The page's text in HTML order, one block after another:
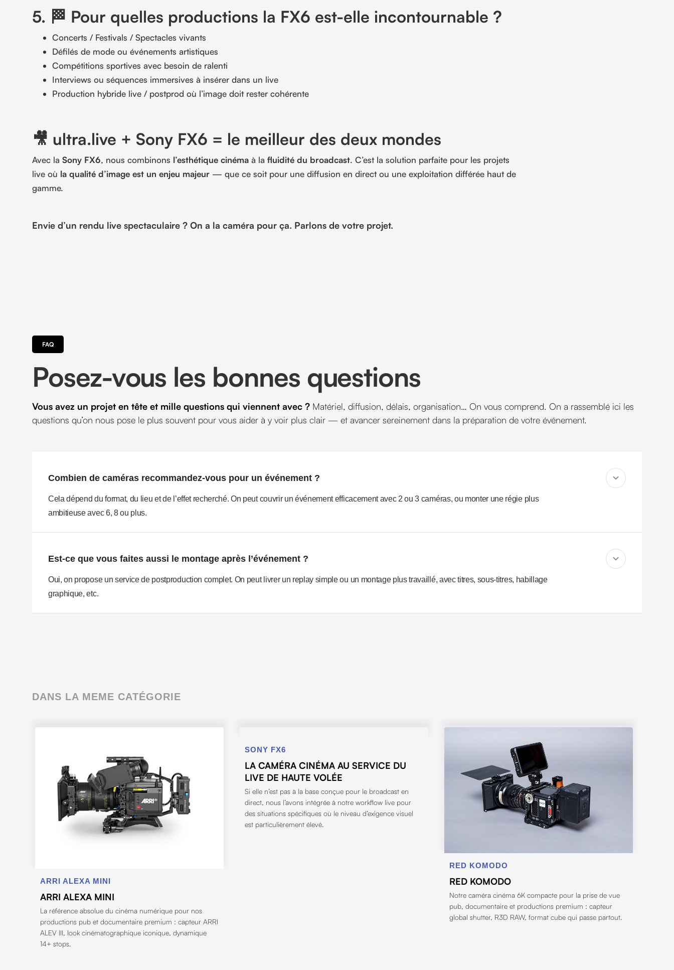
5. 🏁 Pour quelles productions la FX6 est-elle incontournable ?
Concerts / Festivals / Spectacles vivants
Défilés de mode ou événements artistiques
Compétitions sportives avec besoin de ralenti
Interviews ou séquences immersives à insérer dans un live
Production hybride live / postprod où l’image doit rester cohérente
🎥 ultra.live + Sony FX6 = le meilleur des deux mondes
Avec la Sony FX6, nous combinons l’esthétique cinéma à la fluidité du broadcast. C’est la solution parfaite pour les projets
live où la qualité d’image est un enjeu majeur — que ce soit pour une diffusion en direct ou une exploitation différée haut de
gamme.
Envie d’un rendu live spectaculaire ? On a la caméra pour ça. Parlons de votre projet.
FAQ
Posez-vous les bonnes questions
Vous avez un projet en tête et mille questions qui viennent avec ? Matériel, diffusion, délais, organisation… On vous comprend. On a rassemblé ici les
questions qu’on nous pose le plus souvent pour vous aider à y voir plus clair — et avancer sereinement dans la préparation de votre événement.
Combien de caméras recommandez-vous pour un événement ?
Cela dépend du format, du lieu et de l’effet recherché. On peut couvrir un événement efficacement avec 2 ou 3 caméras, ou monter une régie plus
ambitieuse avec 6, 8 ou plus.
Est-ce que vous faites aussi le montage après l’événement ?
Oui, on propose un service de postproduction complet. On peut livrer un replay simple ou un montage plus travaillé, avec titres, sous-titres, habillage
graphique, etc.
DANS LA MEME CATÉGORIE
ARRI ALEXA MINI
ARRI ALEXA MINI
La référence absolue du cinéma numérique pour nos
productions pub et documentaire premium : capteur ARRI
ALEV III, look cinématographique iconique, dynamique
14+ stops.
SONY FX6
LA CAMÉRA CINÉMA AU SERVICE DU
LIVE DE HAUTE VOLÉE
Si elle n’est pas à la base conçue pour le broadcast en
direct, nous l’avons intégrée à notre workflow live pour
des situations spécifiques où le niveau d’exigence visuel
est particulièrement élevé.
RED KOMODO
RED KOMODO
Notre caméra cinéma 6K compacte pour la prise de vue
pub, documentaire et productions premium : capteur
global shutter, R3D RAW, format cube qui passe partout.